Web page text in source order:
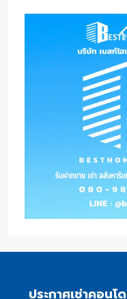
ประกาศเช่าคอนโด